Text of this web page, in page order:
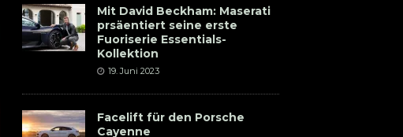
Mit David Beckham: Maserati
prsäentiert seine erste
Fuoriserie Essentials-
Kollektion
19. Juni 2023
Facelift für den Porsche
Cayenne